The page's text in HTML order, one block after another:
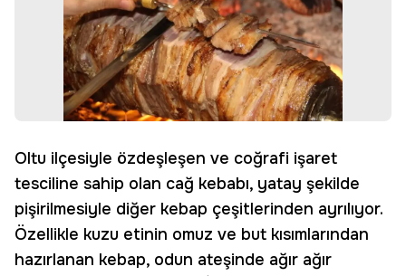
Oltu ilçesiyle özdeşleşen ve coğrafi işaret
tesciline sahip olan cağ kebabı, yatay şekilde
pişirilmesiyle diğer kebap çeşitlerinden ayrılıyor.
Özellikle kuzu etinin omuz ve but kısımlarından
hazırlanan kebap, odun ateşinde ağır ağır